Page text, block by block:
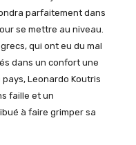
parfaitement dans
se mettre au niveau.
qui ont eu du mal
dans un confort une
Leonardo Koutris
faille et un
à faire grimper sa